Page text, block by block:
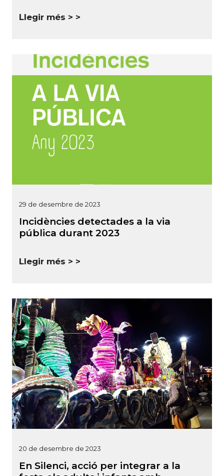
Llegir més >
29 de desembre de 2023
Incidències detectades a la via
pública durant 2023
Llegir més >
20 de desembre de 2023
En Silenci, acció per integrar a la